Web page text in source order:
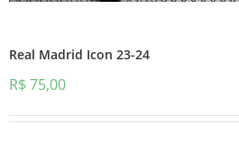
Real Madrid Icon 23-24
R$ 75,00